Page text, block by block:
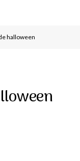
halloween